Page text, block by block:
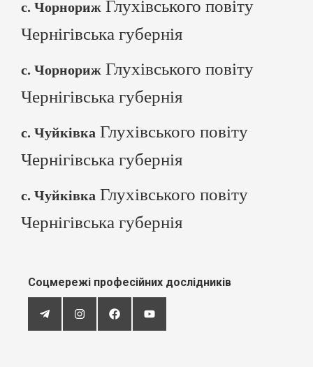
с. Чорнориж Глухівського повіту
Чернігівська губернія
с. Чорнориж Глухівського повіту
Чернігівська губернія
с. Чуйківка Глухівського повіту
Чернігівська губернія
с. Чуйківка Глухівського повіту
Чернігівська губернія
Соцмережі професійних дослідників